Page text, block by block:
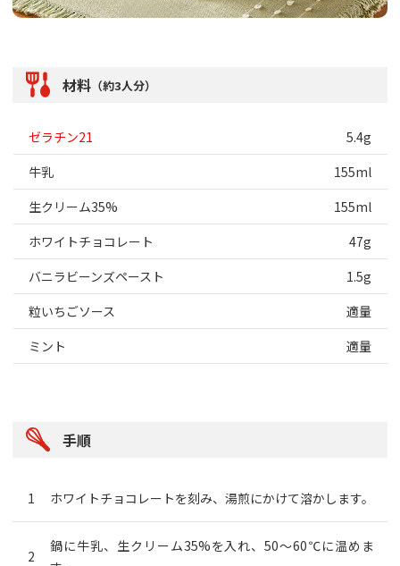
材料 （約3人分）
ゼラチン21
5.4g
牛乳
155ml
生クリーム35%
155ml
ホワイトチョコレート
47g
バニラビーンズペースト
1.5g
粒いちごソース
適量
ミント
適量
手順
ホワイトチョコレートを刻み、湯煎にかけて溶かします。
鍋に牛乳、生クリーム35%を入れ、50～60℃に温めま